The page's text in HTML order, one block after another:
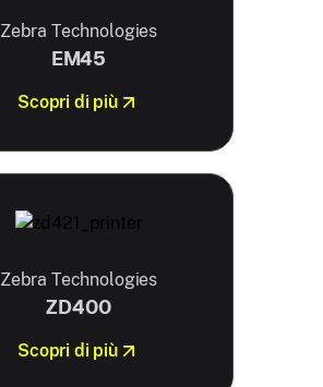
Zebra Technologies
EM45
Scopri di più
Zebra Technologies
ZD400
Scopri di più